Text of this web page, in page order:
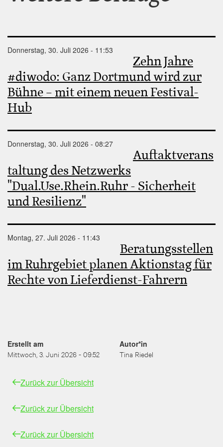
Donnerstag, 30. Juli 2026 - 11:53
Zehn Jahre
#diwodo: Ganz Dortmund wird zur
Bühne – mit einem neuen Festival-
Hub
Donnerstag, 30. Juli 2026 - 08:27
Auftaktverans
taltung des Netzwerks
"Dual.Use.Rhein.Ruhr - Sicherheit
und Resilienz"
Montag, 27. Juli 2026 - 11:43
Beratungsstellen
im Ruhrgebiet planen Aktionstag für
Rechte von Lieferdienst-Fahrern
Erstellt am
Mittwoch, 3. Juni 2026 - 09:52
Autor*in
Tina Riedel
Zurück zur Übersicht
Zurück zur Übersicht
Zurück zur Übersicht